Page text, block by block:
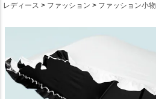
レディース ファッション ファッション小物